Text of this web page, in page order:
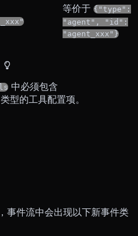
等价于 {"type":
"agent", "id":
"agent_xxx"}
中必须包含
类型的工具配置项。
件流中会出现以下新事件类